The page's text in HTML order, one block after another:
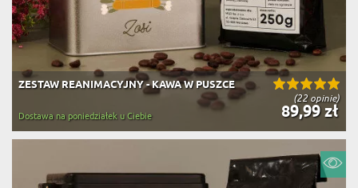
(22 opinie)
ZESTAW REANIMACYJNY - KAWA W PUSZCE
89,99 zł
Dostawa na poniedziałek u Ciebie